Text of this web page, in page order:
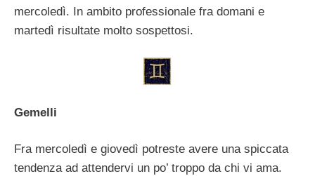
mercoledì. In ambito professionale fra domani e
martedì risultate molto sospettosi.
Gemelli
Fra mercoledì e giovedì potreste avere una spiccata
tendenza ad attendervi un po’ troppo da chi vi ama.